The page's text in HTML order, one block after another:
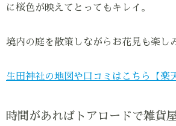
に桜色が映えてとってもキレイ。
境内の庭を散策しながらお花見も楽し
生田神社の地図や口コミはこちら【楽
時間があればトアロードで雑貨